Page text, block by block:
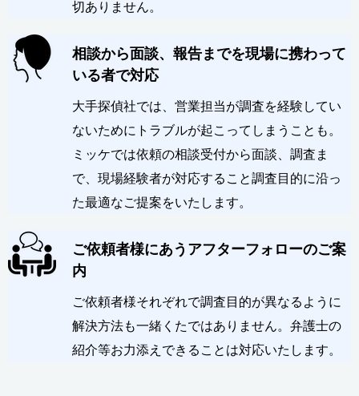
切ありません。
相談から面談、報告までを現場に携わって
いる者で対応
大手探偵社では、営業担当が調査を経験してい
ないためにトラブルが起こってしまうことも。
ミッケでは依頼の相談受付から面談、調査ま
で、現場経験者が対応すること調査目的に沿っ
た最適なご提案をいたします。
ご依頼者様にあうアフターフォローのご案
内
ご依頼者様それぞれで調査目的が異なるように
解決方法も一緒くたではありません。弁護士の
紹介等お力添えできることは対応いたします。